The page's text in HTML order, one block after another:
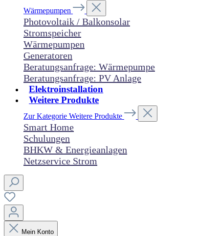
Wärmepumpen
Photovoltaik / Balkonsolar
Stromspeicher
Wärmepumpen
Generatoren
Beratungsanfrage: Wärmepumpe
Beratungsanfrage: PV Anlage
Elektroinstallation
Weitere Produkte
Zur Kategorie Weitere Produkte
Smart Home
Schulungen
BHKW & Energieanlagen
Netzservice Strom
Mein Konto